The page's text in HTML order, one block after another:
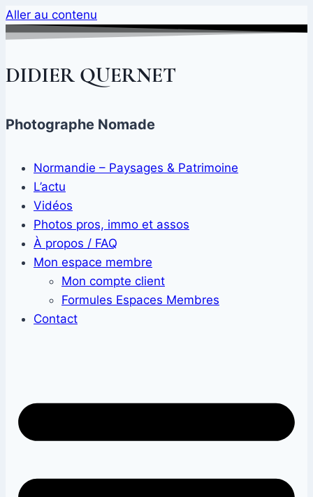
Aller au contenu
DIDIER QUERNET
Photographe Nomade
Normandie – Paysages & Patrimoine
L’actu
Vidéos
Photos pros, immo et assos
À propos / FAQ
Mon espace membre
Mon compte client
Formules Espaces Membres
Contact